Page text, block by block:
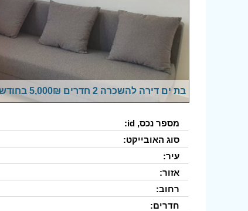
בת ים דירה להשכרה 2 חדרים 5,000₪ בחודש
מספר נכס, id:
סוג האובייקט:
עיר:
אזור:
רחוב:
חדרים: